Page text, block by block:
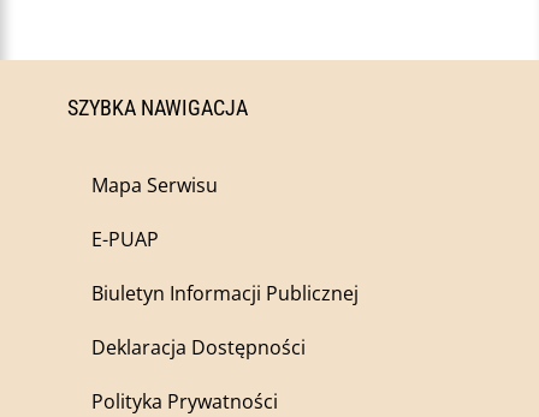
SZYBKA NAWIGACJA
Mapa Serwisu
E-PUAP
Biuletyn Informacji Publicznej
Deklaracja Dostępności
Polityka Prywatności